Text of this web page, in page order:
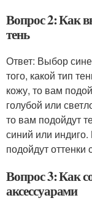
Вопрос 2: Как
тень
Ответ: Выбор
того, какой тип
кожу, то вам
голубой или
то вам подойдут
синий или
подойдут оттенки
Вопрос 3: Как
аксессуарами